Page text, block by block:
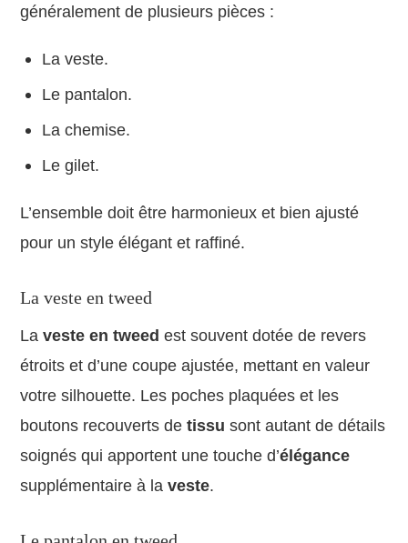
généralement de plusieurs pièces :
La veste.
Le pantalon.
La chemise.
Le gilet.
L’ensemble doit être harmonieux et bien ajusté
pour un style élégant et raffiné.
La veste en tweed
Laveste en tweed est souvent dotée de revers
étroits et d’une coupe ajustée, mettant en valeur
votre silhouette. Les poches plaquées et les
boutons recouverts detissusont autant de détails
soignés qui apportent une touche d’élégance
supplémentaire à laveste.